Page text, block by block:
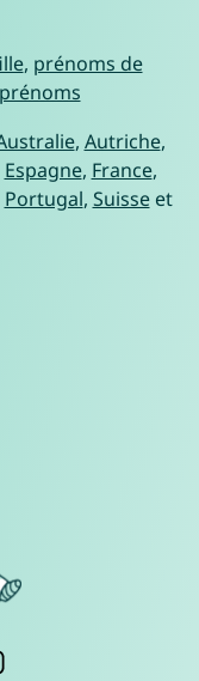
, prénoms de
, Autriche,
Espagne, France,
Portugal, Suisseet